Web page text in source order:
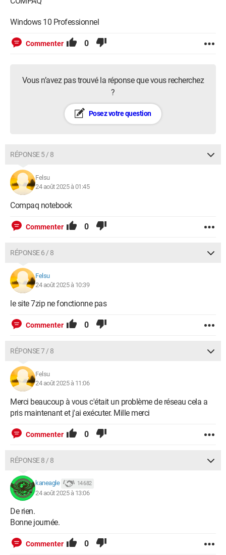
Windows 10 Professionnel
Commenter 0
Vous n’avez pas trouvé la réponse que vous recherchez
?
Posez votre question
RÉPONSE 5 / 8
Felsu
24 août 2025 à 01:45
Compaq notebook
Commenter 0
RÉPONSE 6 / 8
Felsu
24 août 2025 à 10:39
le site 7zip ne fonctionne pas
Commenter 0
RÉPONSE 7 / 8
Felsu
24 août 2025 à 11:06
Merci beaucoup à vous c'était un problème de réseau cela a
pris maintenant et j'ai exécuter. Mille merci
Commenter 0
RÉPONSE 8 / 8
kaneagle 14 682
24 août 2025 à 13:06
De rien.
Bonne journée.
Commenter 0